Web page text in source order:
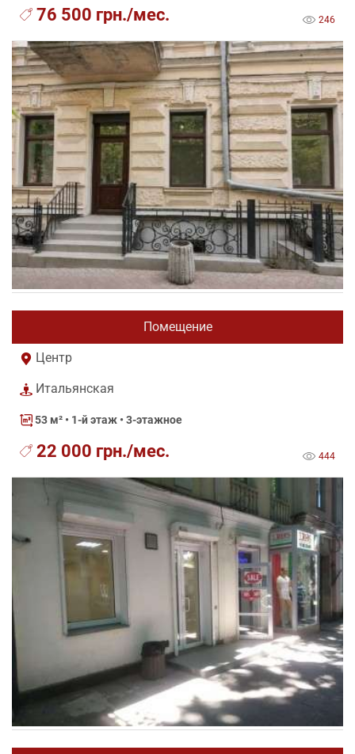
76 500 грн./мес. 246
Помещение
Центр
Итальянская
53 м² • 1-й этаж • 3-этажное
22 000 грн./мес. 444